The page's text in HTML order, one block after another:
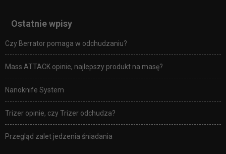
Ostatnie wpisy
Czy Berrator pomaga w odchudzaniu?
Mass ATTACK opinie, najlepszy produkt na masę?
Nanoknife System
Trizer opinie, czy Trizer odchudza?
Przegląd zalet jedzenia śniadania